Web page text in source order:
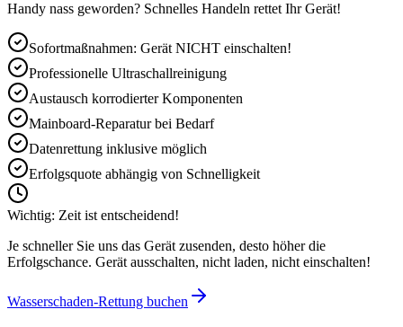
Handy nass geworden? Schnelles Handeln rettet Ihr Gerät!
Sofortmaßnahmen: Gerät NICHT einschalten!
Professionelle Ultraschallreinigung
Austausch korrodierter Komponenten
Mainboard-Reparatur bei Bedarf
Datenrettung inklusive möglich
Erfolgsquote abhängig von Schnelligkeit
Wichtig: Zeit ist entscheidend!
Je schneller Sie uns das Gerät zusenden, desto höher die
Erfolgschance. Gerät ausschalten, nicht laden, nicht einschalten!
Wasserschaden-Rettung buchen